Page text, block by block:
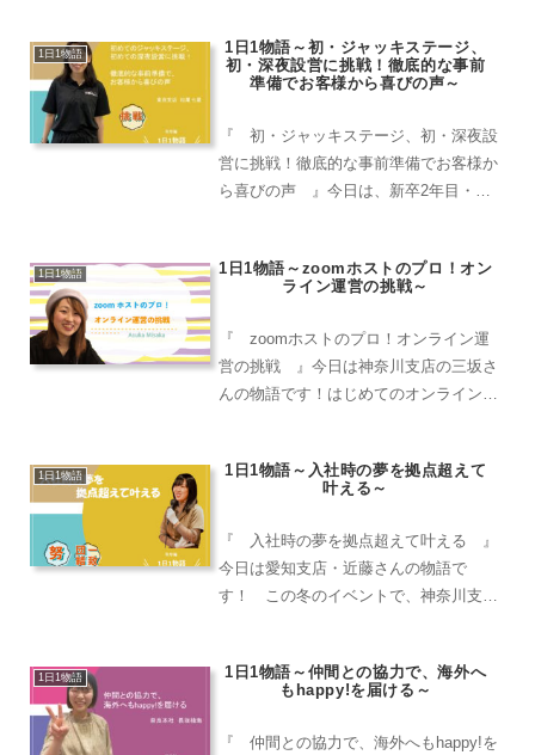
1日1物語
1日1物語～初・ジャッキステージ、
初・深夜設営に挑戦！徹底的な事前
準備でお客様から喜びの声～
『 初・ジャッキステージ、初・深夜設
営に挑戦！徹底的な事前準備でお客様か
ら喜びの声 』今日は、新卒2年目・東
きました！初めてジャッキステージを一
1日1物語
1日1物語～zoomホストのプロ！オン
ライン運営の挑戦～
『 zoomホストのプロ！オンライン運
営の挑戦 』今日は神奈川支店の三坂さ
んの物語です！はじめてのオンライン謎
習したりとても思入れも残ることがあり
1日1物語
1日1物語～入社時の夢を拠点超えて
叶える～
『 入社時の夢を拠点超えて叶える 』
今日は愛知支店・近藤さんの物語で
す！ この冬のイベントで、神奈川支店
いただきました。かねてから自分がやり
1日1物語
1日1物語～仲間との協力で、海外へ
もhappy!を届ける～
『 仲間との協力で、海外へもhappy!を